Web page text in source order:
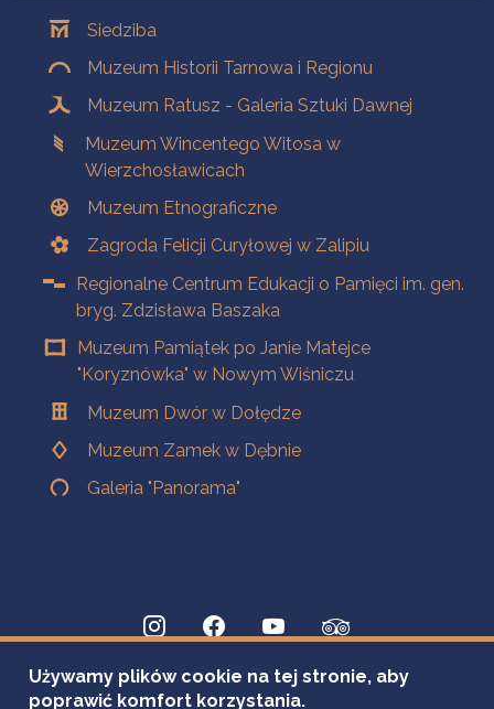
Siedziba
Muzeum Historii Tarnowa i Regionu
Muzeum Ratusz - Galeria Sztuki Dawnej
Muzeum Wincentego Witosa w
Wierzchosławicach
Muzeum Etnograficzne
Zagroda Felicji Curyłowej w Zalipiu
Regionalne Centrum Edukacji o Pamięci im. gen.
bryg. Zdzisława Baszaka
Muzeum Pamiątek po Janie Matejce
"Koryznówka" w Nowym Wiśniczu
Muzeum Dwór w Dołędze
Muzeum Zamek w Dębnie
Galeria "Panorama"
Używamy plików cookie na tej stronie, aby
poprawić komfort korzystania.